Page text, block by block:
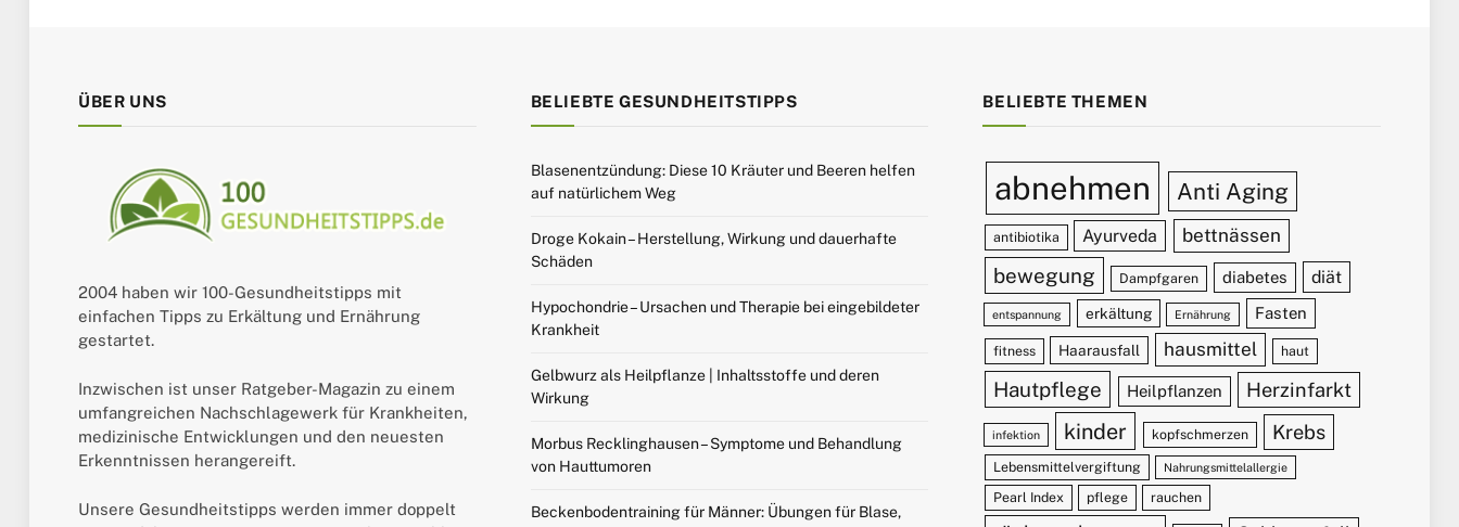
ÜBER UNS
2004 haben wir 100-Gesundheitstipps mit
einfachen Tipps zu Erkältung und Ernährung
gestartet.
Inzwischen ist unser Ratgeber-Magazin zu einem
umfangreichen Nachschlagewerk für Krankheiten,
medizinische Entwicklungen und den neuesten
Erkenntnissen herangereift.
Unsere Gesundheitstipps werden immer doppelt
BELIEBTE GESUNDHEITSTIPPS
Blasenentzündung: Diese 10 Kräuter und Beeren helfen
auf natürlichem Weg
Droge Kokain – Herstellung, Wirkung und dauerhafte
Schäden
Hypochondrie – Ursachen und Therapie bei eingebildeter
Krankheit
Gelbwurz als Heilpflanze | Inhaltsstoffe und deren
Wirkung
Morbus Recklinghausen – Symptome und Behandlung
von Hauttumoren
Beckenbodentraining für Männer: Übungen für Blase,
BELIEBTE THEMEN
abnehmen Anti Aging
antibiotika Ayurveda bettnässen
bewegung Dampfgaren diabetes diät
entspannung erkältung Ernährung Fasten
fitness Haarausfall hausmittel haut
Hautpflege Heilpflanzen Herzinfarkt
infektion kinder kopfschmerzen Krebs
Lebensmittelvergiftung Nahrungsmittelallergie
Pearl Index pflege rauchen